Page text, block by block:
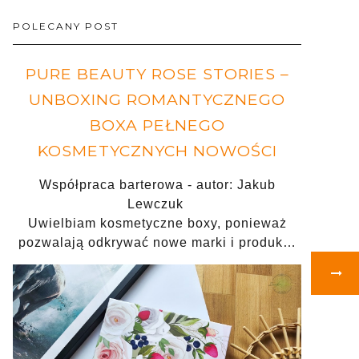
POLECANY POST
PURE BEAUTY ROSE STORIES –
UNBOXING ROMANTYCZNEGO
BOXA PEŁNEGO
KOSMETYCZNYCH NOWOŚCI
Współpraca barterowa - autor: Jakub
Lewczuk
Uwielbiam kosmetyczne boxy, ponieważ
pozwalają odkrywać nowe marki i produk…